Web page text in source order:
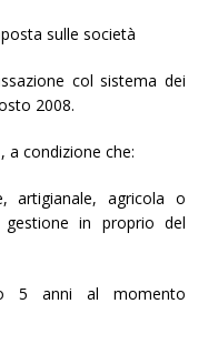
sulle società
col sistema dei
2008.
a condizione che:
artigianale, agricola o
in proprio del
5 anni al momento